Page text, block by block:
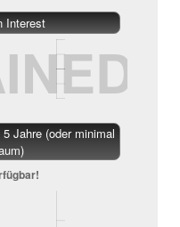
Interest
Jahre (oder minimal